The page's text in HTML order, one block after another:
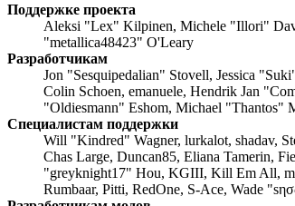
Поддержке проекта
Aleksi "Lex" Kilpinen, Michele "Illori"
"metallica48423" O'Leary
Разработчикам
Jon "Sesquipedalian" Stovell, Jessica
Colin Schoen, emanuele, Hendrik Jan
"Oldiesmann" Eshom, Michael "Thantos"
Специалистам поддержки
Will "Kindred" Wagner, lurkalot, shadav,
Chas Large, Duncan85, Eliana Tamerin,
"greyknight17" Hou, KGIII, Kill Em All,
Rumbaar, Pitti, RedOne, S-Ace, Wade